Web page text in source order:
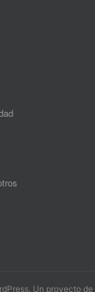
. Un proyecto de